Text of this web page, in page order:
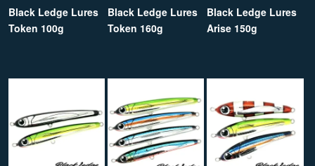
Black Ledge Lures
Token 100g
Black Ledge Lures
Token 160g
Black Ledge Lures
Arise 150g